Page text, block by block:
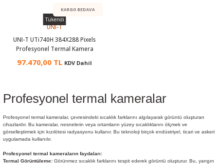
Tükendi
KARGO BEDAVA
UNI-T
UNI-T UTi740H 384X288 Pixels
Profesyonel Termal Kamera
97.470,00 TL KDV Dahil
Profesyonel termal kameralar
Profesyonel termal kameralar, çevresindeki sıcaklık farklarını algılayarak görüntü oluşturan
cihazlardır. Bu kameralar, nesnelerin veya ortamların yüzey sıcaklıklarını ölçmek ve
görselleştirmek için kızılötesi radyasyonu kullanır. Bu teknoloji birçok endüstriyel, ticari ve askeri
uygulamada kullanılır.
Profesyonel termal kameraların faydaları:
Termal Görüntüleme: Görünmez sıcaklık farklarını tespit ederek görüntü oluşturur. Bu, yangın